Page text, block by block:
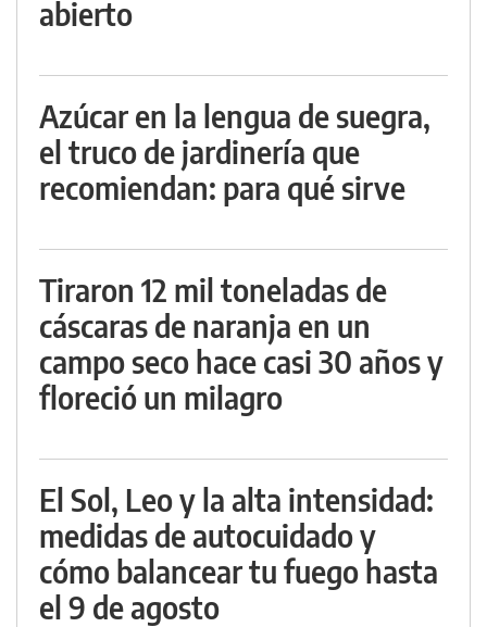
abierto
Azúcar en la lengua de suegra,
el truco de jardinería que
recomiendan: para qué sirve
Tiraron 12 mil toneladas de
cáscaras de naranja en un
campo seco hace casi 30 años y
floreció un milagro
El Sol, Leo y la alta intensidad:
medidas de autocuidado y
cómo balancear tu fuego hasta
el 9 de agosto